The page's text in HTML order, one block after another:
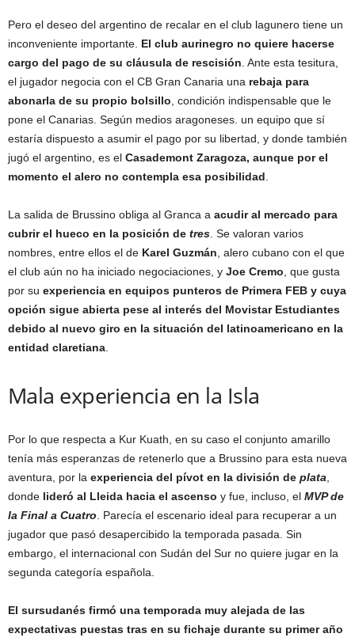
Pero el deseo del argentino de recalar en el club lagunero tiene un
inconveniente importante. El club aurinegro no quiere hacerse
cargo del pago de su cláusula de rescisión . Ante esta tesitura,
el jugador negocia con el CB Gran Canaria una rebaja para
abonarla de su propio bolsillo , condición indispensable que le
pone el Canarias. Según medios aragoneses. un equipo que sí
estaría dispuesto a asumir el pago por su libertad, y donde también
jugó el argentino, es el Casademont Zaragoza, aunque por el
momento el alero no contempla esa posibilidad
La salida de Brussino obliga al Granca a acudir al mercado para
cubrir el hueco en la posición de tres . Se valoran varios
nombres, entre ellos el de Karel Guzmán , alero cubano con el que
el club aún no ha iniciado negociaciones, y Joe Cremo , que gusta
por su experiencia en equipos punteros de Primera FEB y cuya
opción sigue abierta pese al interés del Movistar Estudiantes
debido al nuevo giro en la situación del latinoamericano en la
entidad claretiana
Mala experiencia en la Isla
Por lo que respecta a Kur Kuath, en su caso el conjunto amarillo
tenía más esperanzas de retenerlo que a Brussino para esta nueva
aventura, por la experiencia del pívot en la división de plata
donde lideró al Lleida hacia el ascenso y fue, incluso, el MVP de
la Final a Cuatro . Parecía el escenario ideal para recuperar a un
jugador que pasó desapercibido la temporada pasada. Sin
embargo, el internacional con Sudán del Sur no quiere jugar en la
segunda categoría española.
El sursudanés firmó una temporada muy alejada de las
expectativas puestas tras en su fichaje durante su primer año